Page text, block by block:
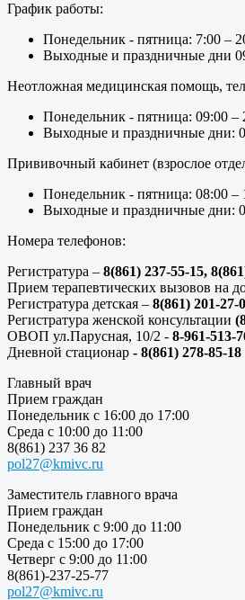
График работы:
Понедельник - пятница: 7:00 –
Выходные и праздничные дни
Неотложная медицинская помощь,
Понедельник - пятница: 09:00 –
Выходные и праздничные дни:
Прививочный кабинет (взрослое
Понедельник - пятница: 08:00 –
Выходные и праздничные дни:
Номера телефонов:
Регистратура – 8(861) 237-55-15,
Прием терапевтических вызовов на
Регистратура детская – 8(861) 201-27-
Регистратура женской консультации
ОВОП ул.Парусная, 10/2 - 8-961-513-
Дневной стационар - 8(861) 278-85-18
Главный врач
Прием граждан
Понедельник с 16:00 до 17:00
Среда с 10:00 до 11:00
8(861) 237 36 82
pol27@kmivc.ru
Заместитель главного врача
Прием граждан
Понедельник с 9:00 до 11:00
Среда с 15:00 до 17:00
Четверг с 9:00 до 11:00
8(861)-237-25-77
pol27@kmivc.ru